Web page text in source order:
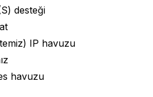
desteği
IP havuzu
havuzu